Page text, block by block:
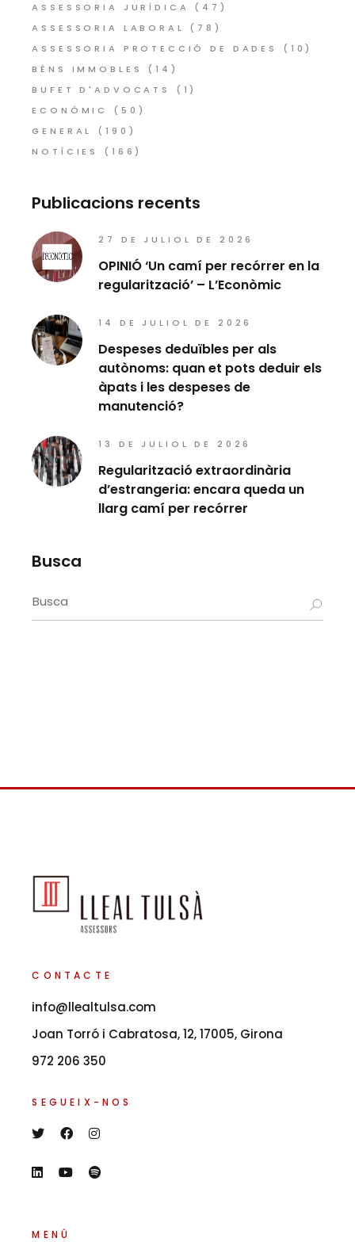
ASSESSORIA JURÍDICA
(47)
ASSESSORIA LABORAL
(78)
ASSESSORIA PROTECCIÓ DE DADES
(10)
BÉNS IMMOBLES
(14)
BUFET D'ADVOCATS
(1)
ECONÒMIC
(50)
GENERAL
(190)
NOTÍCIES
(166)
Publicacions recents
27 DE JULIOL DE 2026
OPINIÓ ‘Un camí per recórrer en la
regularització’ – L’Econòmic
14 DE JULIOL DE 2026
Despeses deduïbles per als
autònoms: quan et pots deduir els
àpats i les despeses de
manutenció?
13 DE JULIOL DE 2026
Regularització extraordinària
d’estrangeria: encara queda un
llarg camí per recórrer
Busca
Search
for:
CONTACTE
info@llealtulsa.com
Joan Torró i Cabratosa, 12, 17005, Girona
972 206 350
SEGUEIX-NOS
MENÚ